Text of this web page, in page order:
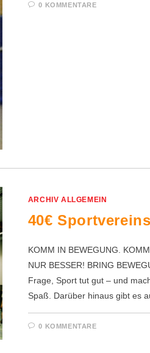
0 KOMMENTARE
ARCHIV ALLGEMEIN
40€
KOMM IN BEWEGUNG.
NUR BESSER! BRING
Frage, Sport tut gut – und
Spaß. Darüber hinaus gibt es
0 KOMMENTARE